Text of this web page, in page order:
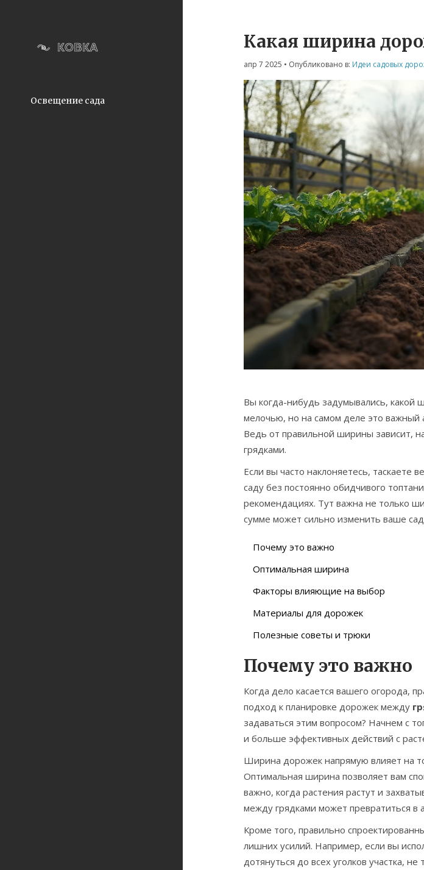
Освещение сада
Какая ширина
апр 7 2025 • Опубликовано в: Идеи садовых
Вы когда-нибудь задумывались,
мелочью, но на самом деле это важный
Ведь от правильной ширины зависит,
грядками.
Если вы часто наклоняетесь, таскаете
саду без постоянно обидчивого
рекомендациях. Тут важна не только
сумме может сильно изменить ваше
Почему это важно
Оптимальная ширина
Факторы влияющие на выбор
Материалы для дорожек
Полезные советы и трюки
Почему это важно
Когда дело касается вашего огорода,
подход к планировке дорожек между
задаваться этим вопросом? Начнем с
и больше эффективных действий с
Ширина дорожек напрямую влияет на
Оптимальная ширина позволяет вам
важно, когда растения растут и
между грядками может превратиться в
Кроме того, правильно
лишних усилий. Например, если вы
дотянуться до всех уголков участка,